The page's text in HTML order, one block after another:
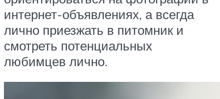
интернет-объявлениях, а всегда
лично приезжать в питомник и
смотреть потенциальных
любимцев лично.